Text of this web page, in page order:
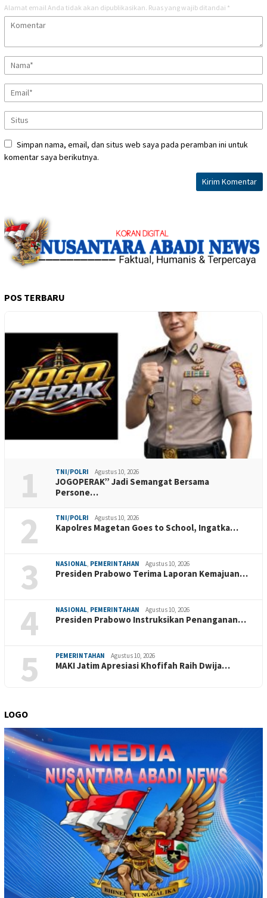
Alamat email Anda tidak akan dipublikasikan. Ruas yang wajib ditandai *
Simpan nama, email, dan situs web saya pada peramban ini untuk
komentar saya berikutnya.
POS TERBARU
1 TNI/POLRI Agustus 10, 2026
JOGOPERAK” Jadi Semangat Bersama
Persone…
2 TNI/POLRI Agustus 10, 2026
Kapolres Magetan Goes to School, Ingatka…
3 NASIONAL PEMERINTAHAN Agustus 10, 2026
Presiden Prabowo Terima Laporan Kemajuan…
4 NASIONAL PEMERINTAHAN Agustus 10, 2026
Presiden Prabowo Instruksikan Penanganan…
5 PEMERINTAHAN Agustus 10, 2026
MAKI Jatim Apresiasi Khofifah Raih Dwija…
LOGO